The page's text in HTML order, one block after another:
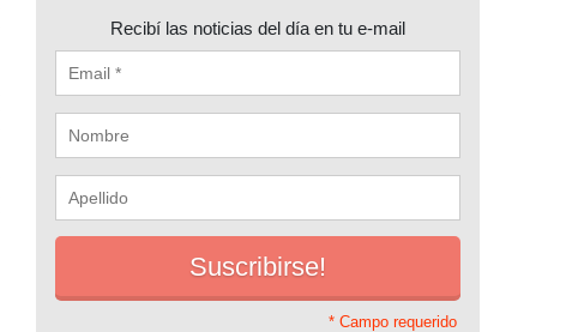
Recibí las noticias del día en tu e-mail
* Campo requerido